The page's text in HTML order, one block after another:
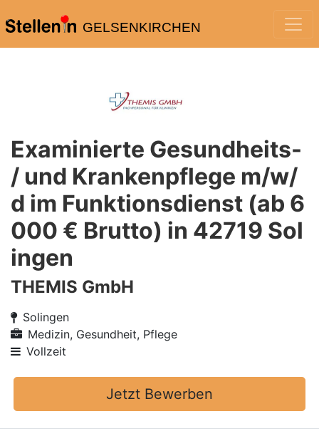
GELSENKIRCHEN
Examinierte Gesundheits-
/ und Krankenpflege m/w/
d im Funktionsdienst (ab 6
000 € Brutto) in 42719 Sol
ingen
THEMIS GmbH
Solingen
Medizin, Gesundheit, Pflege
Vollzeit
Jetzt Bewerben